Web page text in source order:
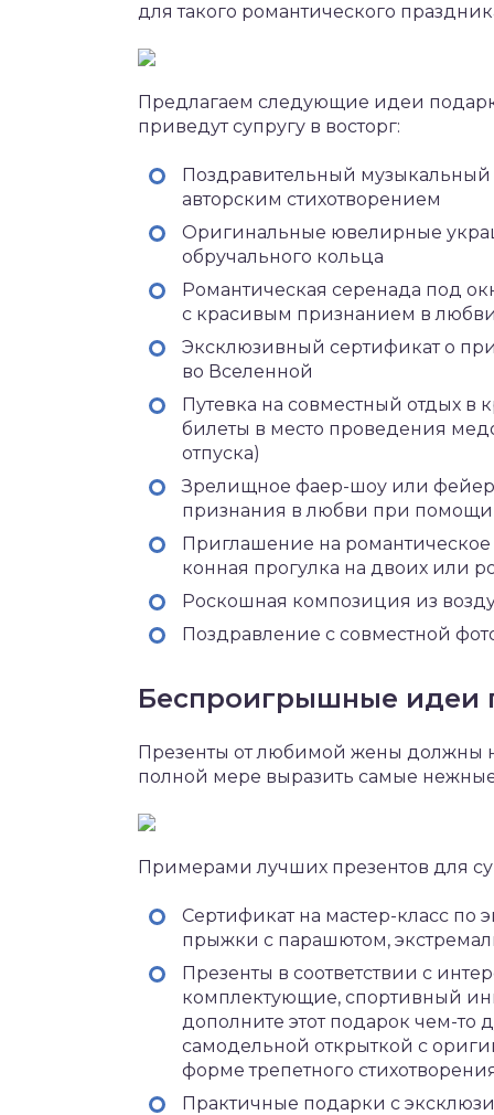
для такого романтического
Предлагаем следующие идеи
приведут супругу в восторг:
Поздравительный
авторским стихотворением
Оригинальные ювелирные
обручального кольца
Романтическая серенада под
с красивым признанием в
Эксклюзивный сертификат о
во Вселенной
Путевка на совместный отдых в
билеты в место проведения
отпуска)
Зрелищное фаер-шоу или
признания в любви при помощи
Приглашение на
конная прогулка на двоих или
Роскошная композиция из
Поздравление с совместной
Беспроигрышные идеи
Презенты от любимой жены должны
полной мере выразить самые нежные
Примерами лучших презентов для
Сертификат на мастер-класс по
прыжки с парашютом,
Презенты в соответствии с
комплектующие, спортивный
дополните этот подарок чем-
самодельной открыткой с
форме трепетного
Практичные подарки с